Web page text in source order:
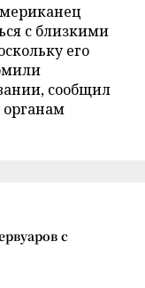
с близкими
его
сообщил
с